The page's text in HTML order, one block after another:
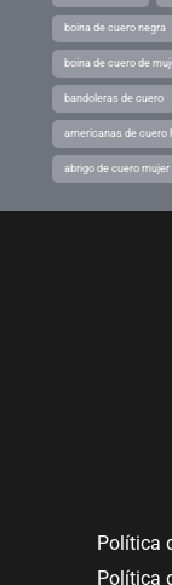
boina de cuero negra
boina de cuero de
bandoleras de cuero
americanas de cuero
abrigo de cuero mujer
Política
Política